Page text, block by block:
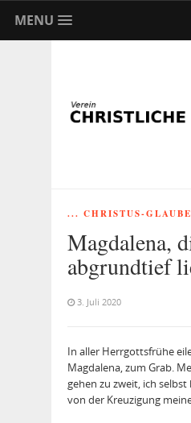
MENU
... CHRISTUS-GLAUBE
Magdalena,
abgrundtief
3. Juli 2020
In aller Herrgottsfrühe
Magdalena, zum Grab.
gehen zu zweit, ich
von der Kreuzigung